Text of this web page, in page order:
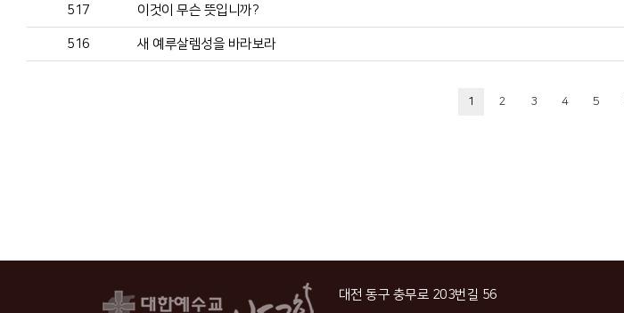
517 이것이 무슨 뜻입니까?
516 새 예루살렘성을 바라보라
1 2 3 4 5
대전 동구 충무로 203번길 56